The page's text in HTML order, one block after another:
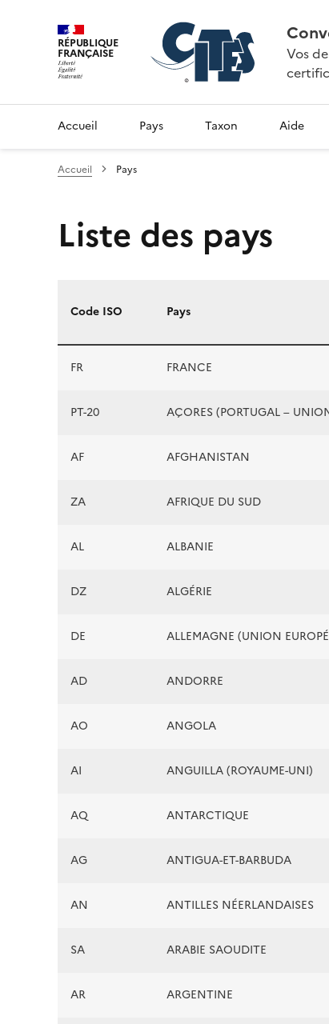
RÉPUBLIQUE
FRANÇAISE
Vos
Accueil Pays Taxon Aide
Accueil Pays
Liste des pays
Liste des pays
Code ISO Pays
FR FRANCE
PT-20 AÇORES (PORTUGAL –
AF AFGHANISTAN
ZA AFRIQUE DU SUD
AL ALBANIE
DZ ALGÉRIE
DE ALLEMAGNE (UNION
AD ANDORRE
AO ANGOLA
AI ANGUILLA (ROYAUME-UNI)
AQ ANTARCTIQUE
AG ANTIGUA-ET-BARBUDA
AN ANTILLES NÉERLANDAISES
SA ARABIE SAOUDITE
AR ARGENTINE